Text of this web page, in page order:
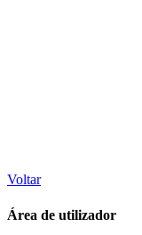
Voltar
Área de utilizador